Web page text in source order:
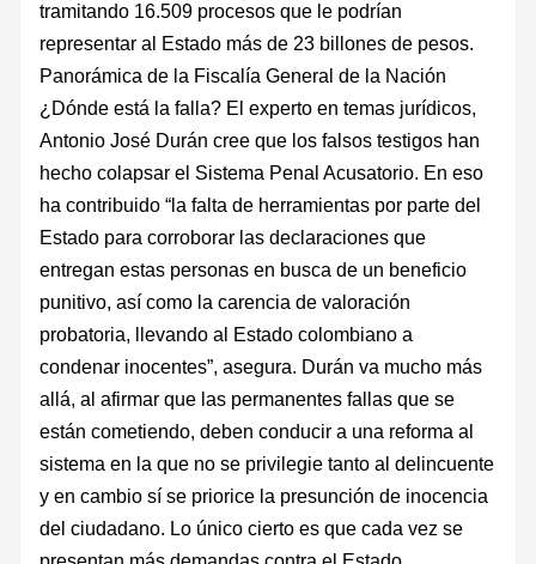
tramitando 16.509 procesos que le podrían
representar al Estado más de 23 billones de pesos.
Panorámica de la Fiscalía General de la Nación
¿Dónde está la falla? El experto en temas jurídicos,
Antonio José Durán cree que los falsos testigos han
hecho colapsar el Sistema Penal Acusatorio. En eso
ha contribuido “la falta de herramientas por parte del
Estado para corroborar las declaraciones que
entregan estas personas en busca de un beneficio
punitivo, así como la carencia de valoración
probatoria, llevando al Estado colombiano a
condenar inocentes”, asegura. Durán va mucho más
allá, al afirmar que las permanentes fallas que se
están cometiendo, deben conducir a una reforma al
sistema en la que no se privilegie tanto al delincuente
y en cambio sí se priorice la presunción de inocencia
del ciudadano. Lo único cierto es que cada vez se